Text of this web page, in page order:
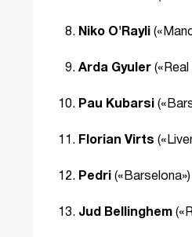
Niko O'Rayli
Arda Gyuler («Real
Pau Kubarsi
Florian Virts
Pedri
Jud Bellinghem